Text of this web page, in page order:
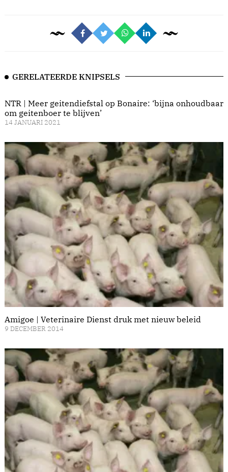
GERELATEERDE KNIPSELS
NTR | Meer geitendiefstal op Bonaire: ‘bijna onhoudbaar
om geitenboer te blijven’
14 JANUARI 2021
Amigoe | Veterinaire Dienst druk met nieuw beleid
9 DECEMBER 2014